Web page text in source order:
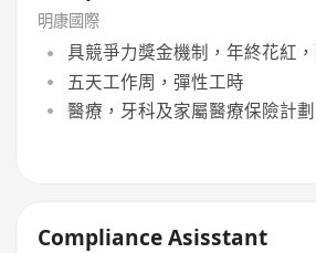
明康國際
具競爭力獎金機制，年終花紅
五天工作周，彈性工時
醫療，牙科及家屬醫療保險計劃
Compliance Asisstant